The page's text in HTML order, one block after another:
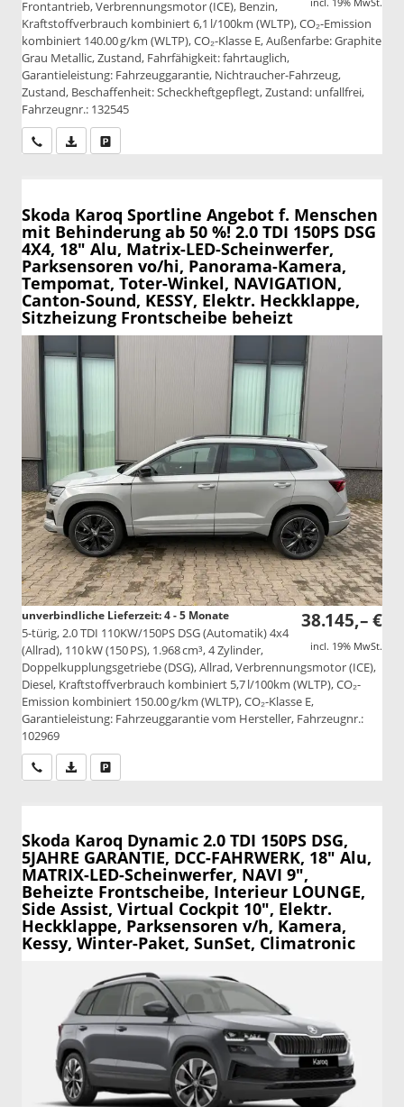
Frontantrieb, Verbrennungsmotor (ICE), Benzin,
Kraftstoffverbrauch kombiniert 6,1 l/100km (WLTP), CO₂-Emission
kombiniert 140.00 g/km (WLTP), CO₂-Klasse E, Außenfarbe: Graphite
Grau Metallic, Zustand, Fahrfähigkeit: fahrtauglich,
Garantieleistung: Fahrzeuggarantie, Nichtraucher-Fahrzeug,
Zustand, Beschaffenheit: Scheckheftgepflegt, Zustand: unfallfrei,
Fahrzeugnr.: 132545
Wir rufen Sie anPDF-Datei, Fahrzeugexposé drucken
Skoda Karoq Sportline Angebot f. Menschen
mit Behinderung ab 50 %! 2.0 TDI 150PS DSG
4X4, 18" Alu, Matrix-LED-Scheinwerfer,
Parksensoren vo/hi, Panorama-Kamera,
Tempomat, Toter-Winkel, NAVIGATION,
Canton-Sound, KESSY, Elektr. Heckklappe,
Sitzheizung Frontscheibe beheizt
38.145,– €
incl. 19% MwSt.
unverbindliche Lieferzeit: 4 - 5 Monate
5-türig, 2.0 TDI 110KW/150PS DSG (Automatik) 4x4
(Allrad), 110 kW (150 PS), 1.968 cm³, 4 Zylinder,
Doppelkupplungsgetriebe (DSG), Allrad, Verbrennungsmotor (ICE),
Diesel, Kraftstoffverbrauch kombiniert 5,7 l/100km (WLTP), CO₂-
Emission kombiniert 150.00 g/km (WLTP), CO₂-Klasse E,
Garantieleistung: Fahrzeuggarantie vom Hersteller, Fahrzeugnr.:
102969
Wir rufen Sie anPDF-Datei, Fahrzeugexposé drucken
Skoda Karoq Dynamic 2.0 TDI 150PS DSG,
5JAHRE GARANTIE, DCC-FAHRWERK, 18" Alu,
MATRIX-LED-Scheinwerfer, NAVI 9",
Beheizte Frontscheibe, Interieur LOUNGE,
Side Assist, Virtual Cockpit 10", Elektr.
Heckklappe, Parksensoren v/h, Kamera,
Kessy, Winter-Paket, SunSet, Climatronic